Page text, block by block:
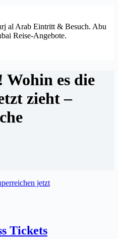
al Arab Eintritt & Besuch. Abu
Reise-Angebote.
Wohin es die
zieht –
jetzt
Tickets